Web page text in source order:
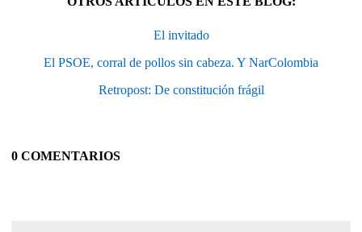
El invitado
El PSOE, corral de pollos sin cabeza. Y NarColombia
Retropost: De constitución frágil
0 COMENTARIOS